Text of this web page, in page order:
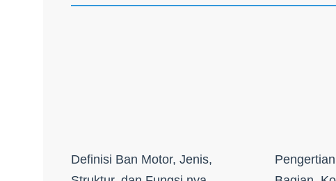
Definisi Ban Motor, Jenis,